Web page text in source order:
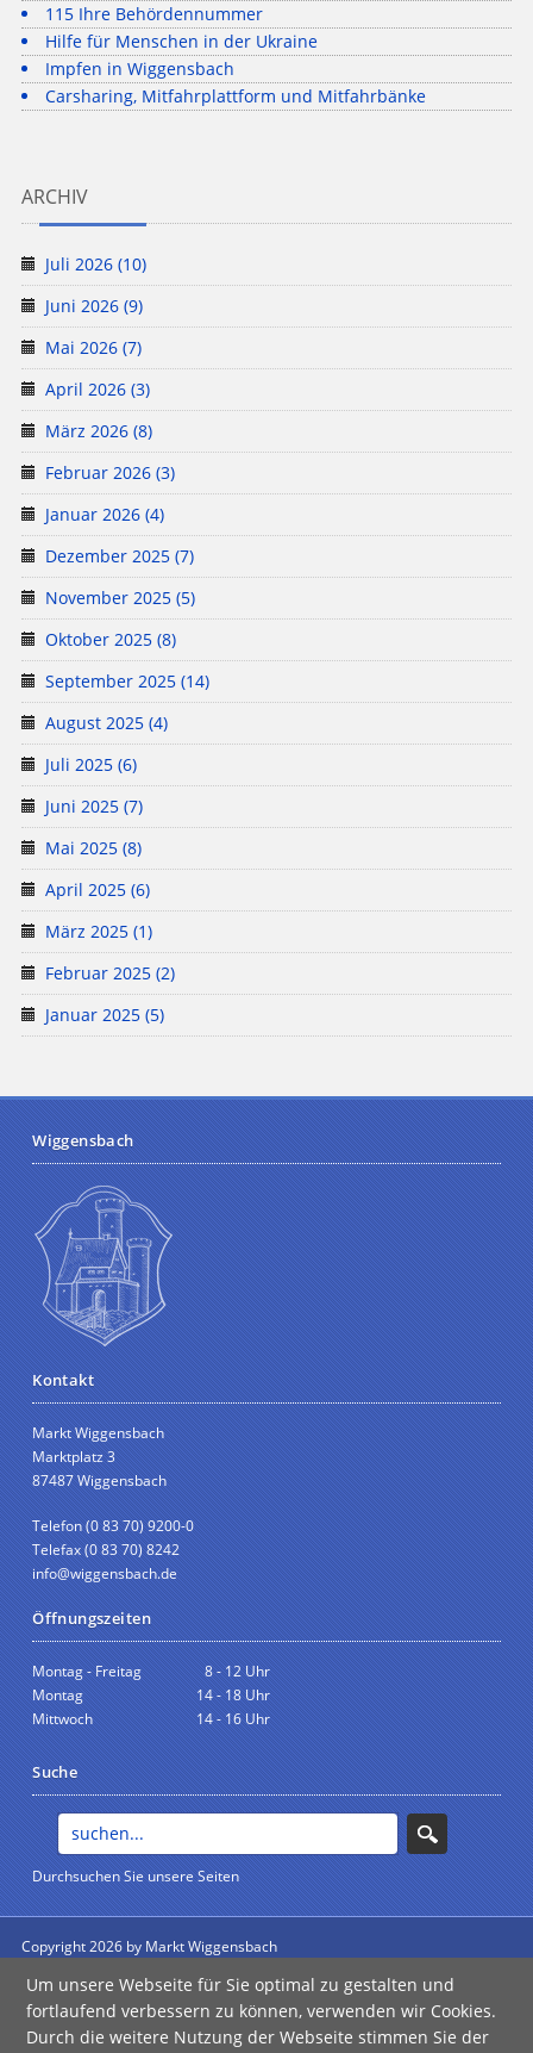
115 Ihre Behördennummer
Hilfe für Menschen in der Ukraine
Impfen in Wiggensbach
Carsharing, Mitfahrplattform und Mitfahrbänke
ARCHIV
Juli 2026 (10)
Juni 2026 (9)
Mai 2026 (7)
April 2026 (3)
März 2026 (8)
Februar 2026 (3)
Januar 2026 (4)
Dezember 2025 (7)
November 2025 (5)
Oktober 2025 (8)
September 2025 (14)
August 2025 (4)
Juli 2025 (6)
Juni 2025 (7)
Mai 2025 (8)
April 2025 (6)
März 2025 (1)
Februar 2025 (2)
Januar 2025 (5)
Wiggensbach
Kontakt
Markt Wiggensbach
Marktplatz 3
87487 Wiggensbach
Telefon (0 83 70) 9200-0
Telefax (0 83 70) 8242
info@wiggensbach.de
Öffnungszeiten
Montag - Freitag
8 - 12 Uhr
Montag
14 - 18 Uhr
Mittwoch
14 - 16 Uhr
Suche
Durchsuchen Sie unsere Seiten
Copyright 2026 by Markt Wiggensbach
Impressum
| Datenschutz | Barrierefreiheit
Um unsere Webseite für Sie optimal zu gestalten und
fortlaufend verbessern zu können, verwenden wir Cookies.
Durch die weitere Nutzung der Webseite stimmen Sie der